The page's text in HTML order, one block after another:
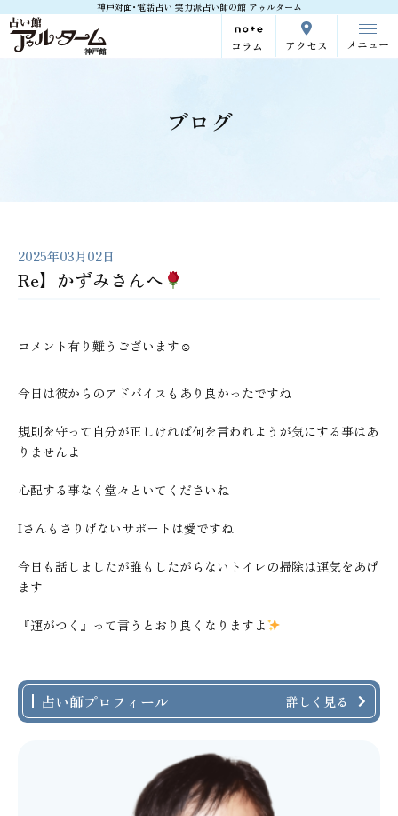
神戸対面･電話占い 実力派占い師の館 アゥルターム
コラム アクセス メニュー
ブログ
2025年03月02日
Re】かずみさんへ
コメント有り難うございます☺
今日は彼からのアドバイスもあり良かったですね
規則を守って自分が正しければ何を言われようが気にする事はあ
りませんよ
心配する事なく堂々といてくださいね
Iさんもさりげないサポートは愛ですね
今日も話しましたが誰もしたがらないトイレの掃除は運気をあげ
ます
『運がつく』って言うとおり良くなりますよ
占い師プロフィール 詳しく見る